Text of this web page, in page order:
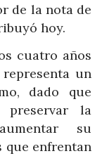
de la nota de
hoy.
cuatro años
un
dado que
preservar la
su
que enfrentan